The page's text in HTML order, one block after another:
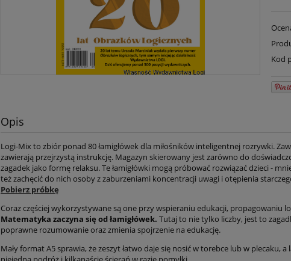
Kod
Opis
Logi-Mix to zbiór ponad 80 łamigłówek dla miłośników inteligentnej rozrywki.
zawierają przejrzystą instrukcję. Magazyn skierowany jest zarówno do
zagadek jako formę relaksu. Te łamigłówki mogą próbować rozwiązać dzieci -
też zachęcić do nich osoby z zaburzeniami koncentracji uwagi i otępienia
Pobierz próbkę
Coraz częściej wykorzystywane są one przy wspieraniu edukacji, propagowaniu
Matematyka zaczyna się od łamigłówek. Tutaj to nie tylko liczby, jest to
poprawne rozumowanie oraz zmienia spojrzenie na edukację.
Mały format A5 sprawia, że zeszyt łatwo daje się nosić w torebce lub w plecaku,